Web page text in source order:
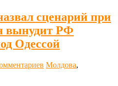
сценарий при
вынудит РФ
Одессой
Молдова,